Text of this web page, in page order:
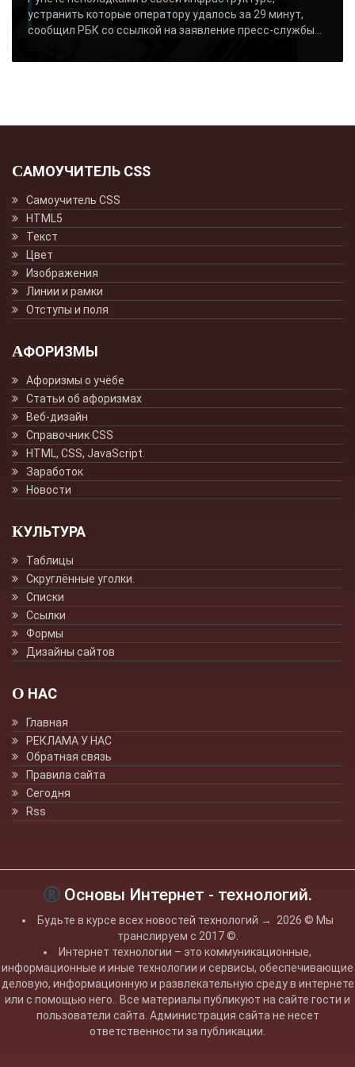
«РОСТЕЛЕКОМ» - «НОВОСТИ СЕТИ»..
устранить которые оператору удалось за 29 минут,
сообщил РБК со ссылкой на заявление пресс-службы...
САМОУЧИТЕЛЬ CSS
Самоучитель CSS
HTML5
Текст
Цвет
Изображения
Линии и рамки
Отступы и поля
АФОРИЗМЫ
Афоризмы о учёбе
Статьи об афоризмах
Веб-дизайн
Справочник CSS
HTML, CSS, JavaScript.
Заработок
Новости
КУЛЬТУРА
Таблицы
Скруглённые уголки.
Списки
Ссылки
Формы
Дизайны сайтов
О НАС
Главная
РЕКЛАМА У НАС
Обратная связь
Правила сайта
Сегодня
Rss
Основы Интернет - технологий.
Будьте в курсе всех новостей технологий → 2026 © Мы
транслируем с 2017 ©.
Интернет технологии – это коммуникационные,
информационные и иные технологии и сервисы, обеспечивающие
деловую, информационную и развлекательную среду в интернете
или с помощью него.. Все материалы публикуют на сайте гости и
пользователи сайта. Администрация сайта не несет
ответственности за публикации.